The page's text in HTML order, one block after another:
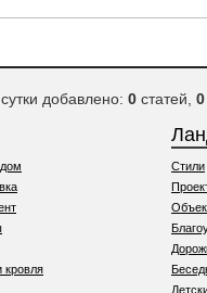
добавлено: 0 статей, 0
кровля
Стили